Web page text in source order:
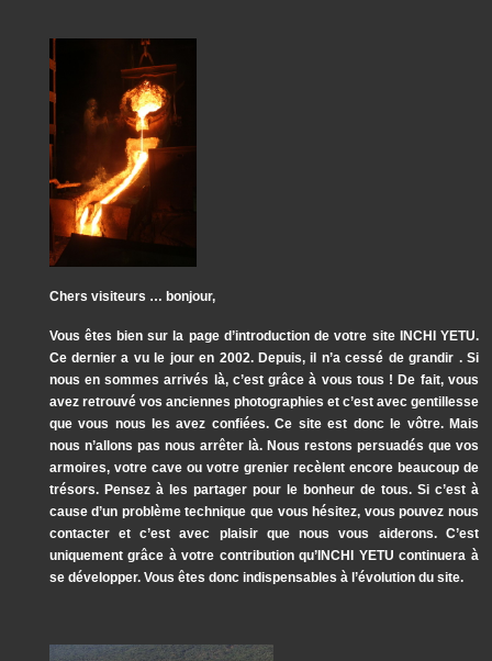
Chers visiteurs … bonjour,
Vous êtes bien sur la page d’introduction de votre site INCHI YETU.
Ce dernier a vu le jour en 2002. Depuis, il n’a cessé de grandir . Si
nous en sommes arrivés là, c’est grâce à vous tous ! De fait, vous
avez retrouvé vos anciennes photographies et c’est avec gentillesse
que vous nous les avez confiées. Ce site est donc le vôtre. Mais
nous n’allons pas nous arrêter là. Nous restons persuadés que vos
armoires, votre cave ou votre grenier recèlent encore beaucoup de
trésors. Pensez à les partager pour le bonheur de tous. Si c’est à
cause d’un problème technique que vous hésitez, vous pouvez nous
contacter et c’est avec plaisir que nous vous aiderons. C’est
uniquement grâce à votre contribution qu’INCHI YETU continuera à
se développer. Vous êtes donc indispensables à l’évolution du site.